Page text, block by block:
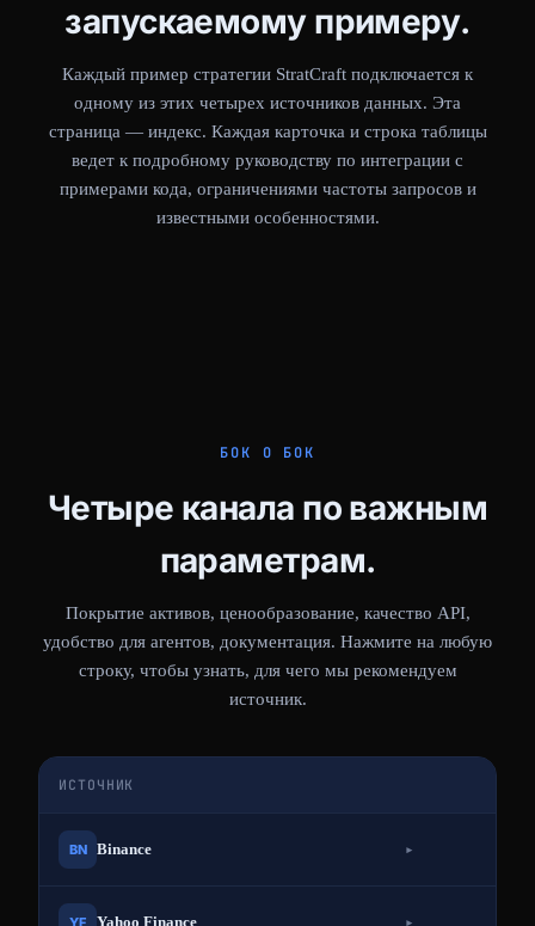
запускаемому примеру.
Каждый пример стратегии StratCraft подключается к
одному из этих четырех источников данных. Эта
страница — индекс. Каждая карточка и строка таблицы
ведет к подробному руководству по интеграции с
примерами кода, ограничениями частоты запросов и
известными особенностями.
БОК О БОК
Четыре канала по важным
параметрам.
Покрытие активов, ценообразование, качество API,
удобство для агентов, документация. Нажмите на любую
строку, чтобы узнать, для чего мы рекомендуем
источник.
ИСТОЧНИК
BN Binance ▸
YF Yahoo Finance ▸